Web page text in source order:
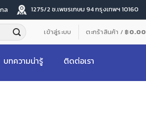
ล 1275/2 ซ.เพชรเกษม 94 กรุงเทพฯ 10160
เข้าสู่ระบบ ตะกร้าสินค้า /฿0.00
บทความน่ารู้ ติดต่อเรา